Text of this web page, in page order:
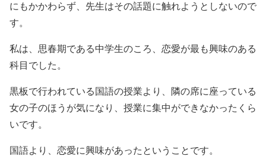
にもかかわらず、先生はその話題に触れようとしないので
す。
私は、思春期である中学生のころ、恋愛が最も興味のある
科目でした。
黒板で行われている国語の授業より、隣の席に座っている
女の子のほうが気になり、授業に集中ができなかったくら
いです。
国語より、恋愛に興味があったということです。